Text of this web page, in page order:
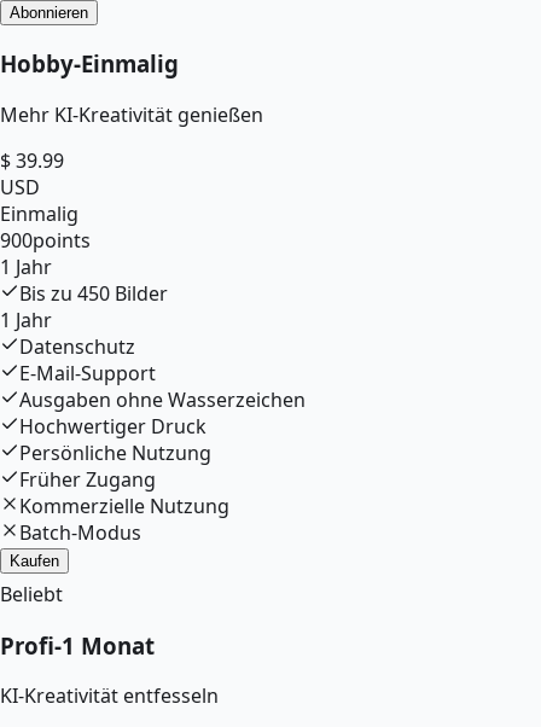
Abonnieren
Hobby-Einmalig
Mehr KI-Kreativität genießen
$39.99
USD
Einmalig
900points
1 Jahr
Bis zu 450 Bilder
1 Jahr
Datenschutz
E-Mail-Support
Ausgaben ohne Wasserzeichen
Hochwertiger Druck
Persönliche Nutzung
Früher Zugang
Kommerzielle Nutzung
Batch-Modus
Kaufen
Beliebt
Profi-1 Monat
KI-Kreativität entfesseln